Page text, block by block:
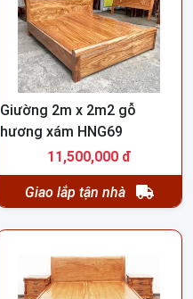
Giường 2m x 2m2 gỗ
hương xám HNG69
11,500,000 đ
Giao lắp tận nhà